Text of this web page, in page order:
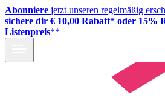
Abonniere jetzt unseren regelmäßig
sichere dir € 10,00 Rabatt* oder 15%
Listenpreis**